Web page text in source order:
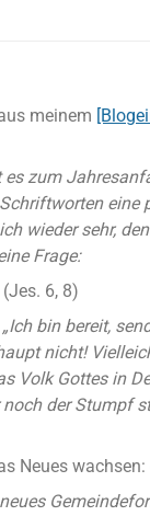
meinem
es zum
eine
wieder sehr,
Frage:
6, 8)
bin bereit,
nicht!
Volk Gottes in
der Stumpf
Neues